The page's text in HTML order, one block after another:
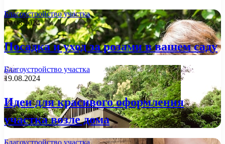
Благоустройство участка
19.08.2024
Посадка и уход за розами в вашем саду
Благоустройство участка
19.08.2024
Идеи для красивого оформления
участка возле дома
Благоустройство участка